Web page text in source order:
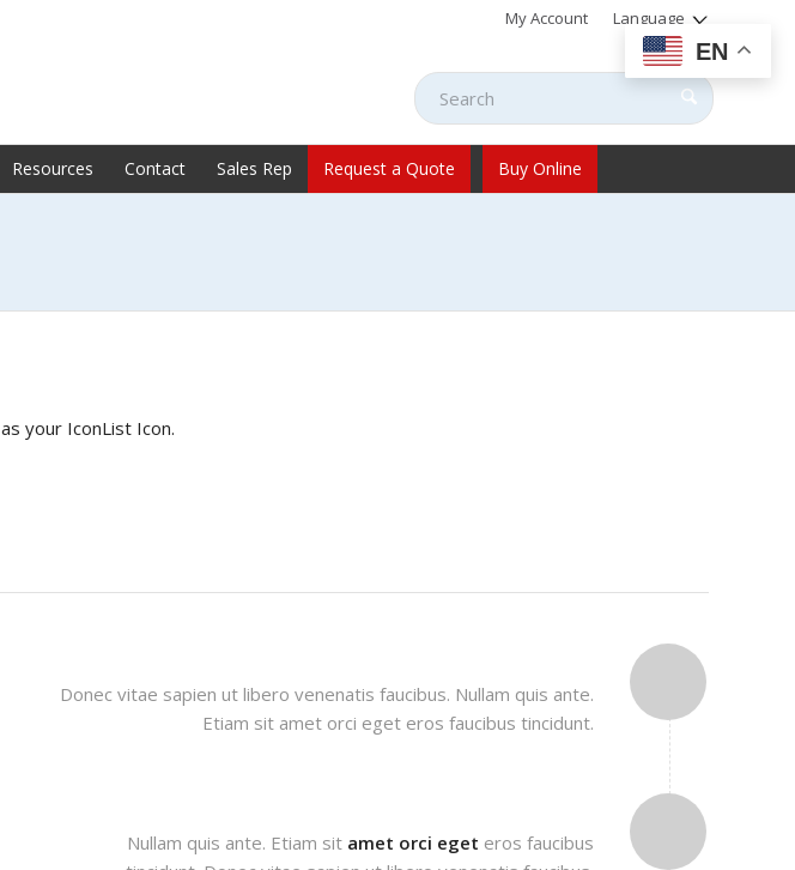
My Account Language
Resources Contact Sales Rep Request a Quote Buy Online
your IconList Icon.
Donec vitae sapien ut libero venenatis faucibus. Nullam quis ante.
Etiam sit amet orci eget eros faucibus tincidunt.
Nullam quis ante. Etiam sit amet orci eget eros faucibus
EN